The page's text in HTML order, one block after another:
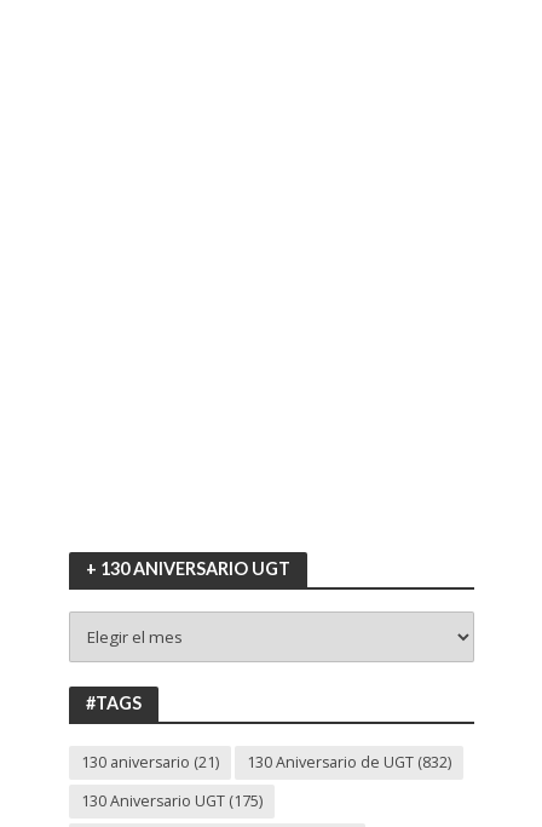
+ 130 ANIVERSARIO UGT
130
ANIVERSARIO
UGT
#TAGS
130 aniversario (21) 130 Aniversario de UGT(832)
130 Aniversario UGT(175)